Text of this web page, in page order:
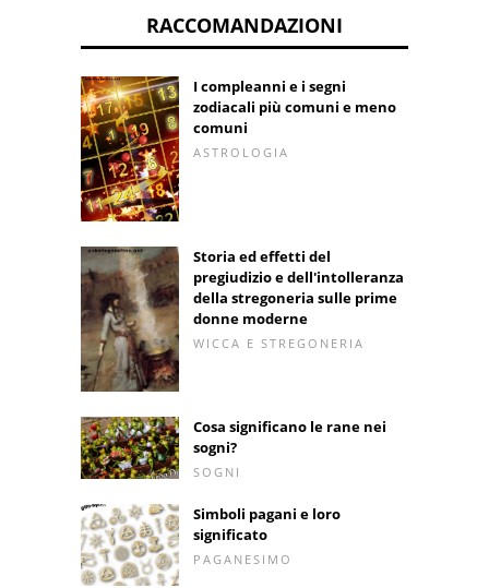
RACCOMANDAZIONI
I compleanni e i segni
zodiacali più comuni e meno
comuni
ASTROLOGIA
Storia ed effetti del
pregiudizio e dell'intolleranza
della stregoneria sulle prime
donne moderne
WICCA E STREGONERIA
Cosa significano le rane nei
sogni?
SOGNI
Simboli pagani e loro
significato
PAGANESIMO